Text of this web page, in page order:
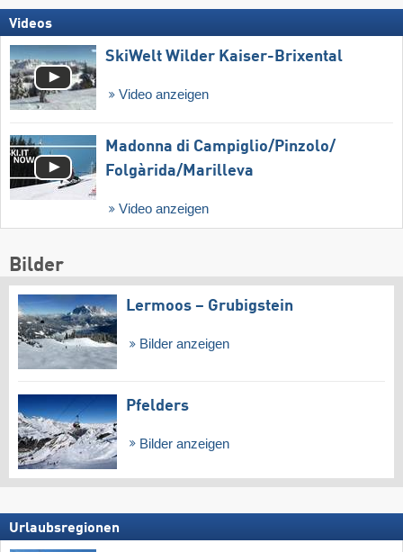
Videos
SkiWelt Wilder Kaiser-Brixental
Video anzeigen
Madonna di Campiglio/​Pinzolo/​
Folgàrida/​Marilleva
Video anzeigen
Bilder
Lermoos – Grubigstein
Bilder anzeigen
Pfelders
Bilder anzeigen
Urlaubsregionen